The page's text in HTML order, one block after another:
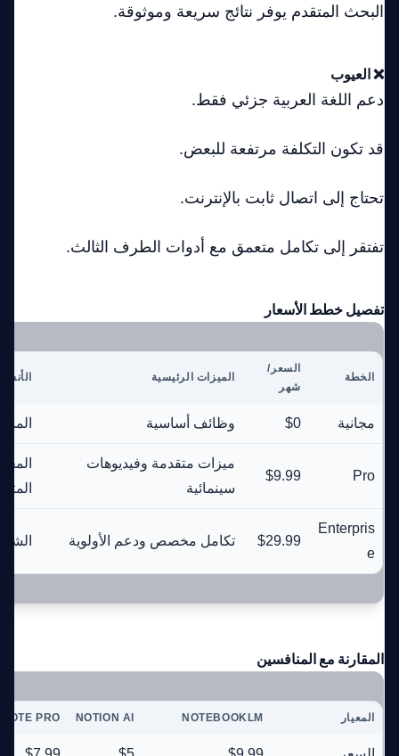
البحث المتقدم يوفر نتائج سريعة وموثوقة.
❌ العيوب
دعم اللغة العربية جزئي فقط.
قد تكون التكلفة مرتفعة للبعض.
تحتاج إلى اتصال ثابت بالإنترنت.
تفتقر إلى تكامل متعمق مع أدوات الطرف الثالث.
تفصيل خطط الأسعار
الخطة
السعر/
شهر
الميزات الرئيسية
مجانية $0 وظائف أساسية
Pro
$9.99
ميزات متقدمة وفيديوهات
سينمائية
Enterpris
e
$29.99 تكامل مخصص ودعم الأولوية
المقارنة مع المنافسين
المعيار NOTEBOOKLM
NOTION AI
PRO